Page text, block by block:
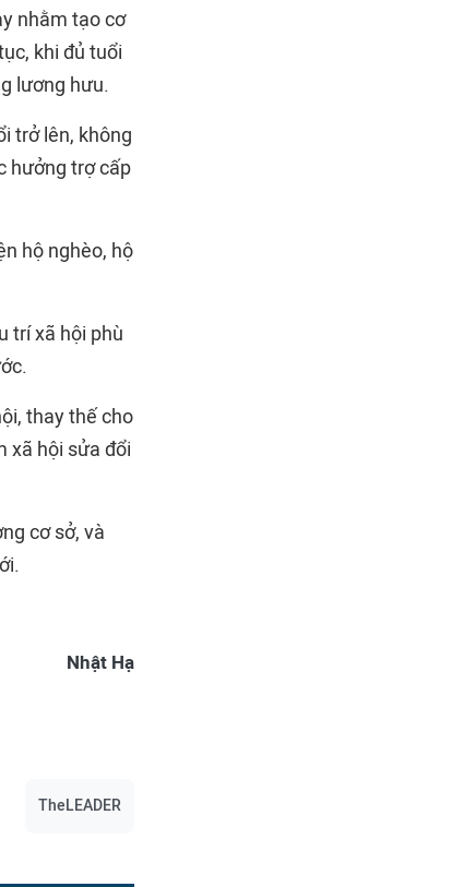
nhằm tạo cơ
khi đủ tuổi
lương hưu.
trở lên, không
hưởng trợ cấp
hộ nghèo, hộ
trí xã hội phù
thay thế cho
xã hội sửa đổi
cơ sở, và
Nhật Hạ
TheLEADER